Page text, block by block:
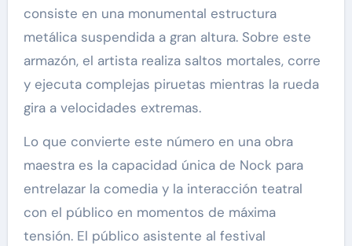
consiste en una monumental estructura
metálica suspendida a gran altura. Sobre este
armazón, el artista realiza saltos mortales, corre
y ejecuta complejas piruetas mientras la rueda
gira a velocidades extremas.
Lo que convierte este número en una obra
maestra es la capacidad única de Nock para
entrelazar la comedia y la interacción teatral
con el público en momentos de máxima
tensión. El público asistente al festival